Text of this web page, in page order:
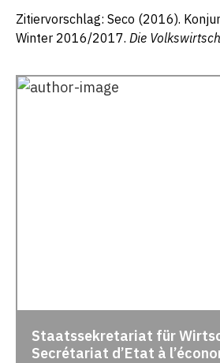
Zitiervorschlag: Seco (2016).
Winter 2016/2017. Die
Staatssekretariat für
Secrétariat d’Etat à